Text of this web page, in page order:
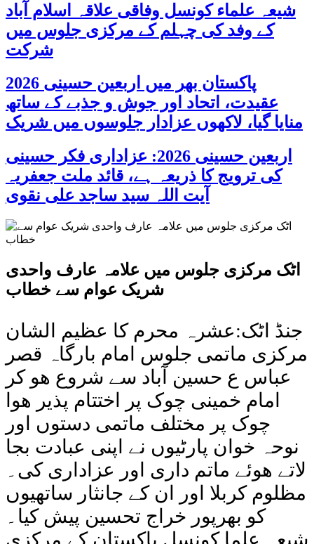
شیعہ علماء کونسل وفاقی علاقہ اسلام آباد
کے وفد کی چہلم کے مرکزی جلوس میں
شرکت
پاکستان بھر میں اربعین حسینی 2026
عقیدت، اتحاد اور جوش و جذبے کے ساتھ
منایا گیا، لاکھوں عزادار جلوسوں میں شریک
اربعین حسینی 2026: عزاداری فکر حسینی
کی ترویج کا ذریعہ ہے، قائد ملت جعفریہ
آیت اللہ سید ساجد علی نقوی
اٹک مرکزی جلوس میں علامہ عارف واحدی
شریک عوام سے خطاب
جنڈ اٹک:عشرہ محرم کا عظیم الشان
مرکزی ماتمی جلوس امام بارگاہ قصر
عباس ع حسین آباد سے شروع ھو کر
امام خمینی چوک پر اختتام پذیر ھوا
چوک پر مختلف ماتمی دستوں اور
نوحہ خوان پارٹیوں نے اپنی عبادت بجا
لاتے ھوئے ماتم داری اور عزاداری کی۔
مظلوم کربلا اور ان کے جانثار ساتھیوں
کو بھرپور خراج تحسین پیش کیا۔
شیعہ علما کونسل پاکستان کے مرکزی